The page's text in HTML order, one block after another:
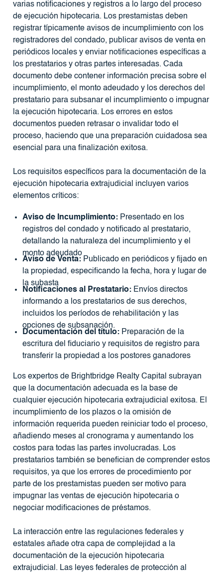
varias notificaciones y registros a lo largo del proceso
de ejecución hipotecaria. Los prestamistas deben
registrar típicamente avisos de incumplimiento con los
registradores del condado, publicar avisos de venta en
periódicos locales y enviar notificaciones específicas a
los prestatarios y otras partes interesadas. Cada
documento debe contener información precisa sobre el
incumplimiento, el monto adeudado y los derechos del
prestatario para subsanar el incumplimiento o impugnar
la ejecución hipotecaria. Los errores en estos
documentos pueden retrasar o invalidar todo el
proceso, haciendo que una preparación cuidadosa sea
esencial para una finalización exitosa.
Los requisitos específicos para la documentación de la
ejecución hipotecaria extrajudicial incluyen varios
elementos críticos:
Aviso de Incumplimiento:Presentado en los
registros del condado y notificado al prestatario,
detallando la naturaleza del incumplimiento y el
monto adeudado
Aviso de Venta:Publicado en periódicos y fijado en
la propiedad, especificando la fecha, hora y lugar de
la subasta
Notificaciones al Prestatario:Envíos directos
informando a los prestatarios de sus derechos,
incluidos los períodos de rehabilitación y las
opciones de subsanación.
Documentación del título:Preparación de la
escritura del fiduciario y requisitos de registro para
transferir la propiedad a los postores ganadores
Los expertos de Brightbridge Realty Capital subrayan
que la documentación adecuada es la base de
cualquier ejecución hipotecaria extrajudicial exitosa. El
incumplimiento de los plazos o la omisión de
información requerida pueden reiniciar todo el proceso,
añadiendo meses al cronograma y aumentando los
costos para todas las partes involucradas. Los
prestatarios también se benefician de comprender estos
requisitos, ya que los errores de procedimiento por
parte de los prestamistas pueden ser motivo para
impugnar las ventas de ejecución hipotecaria o
negociar modificaciones de préstamos.
La interacción entre las regulaciones federales y
estatales añade otra capa de complejidad a la
documentación de la ejecución hipotecaria
extrajudicial. Las leyes federales de protección al